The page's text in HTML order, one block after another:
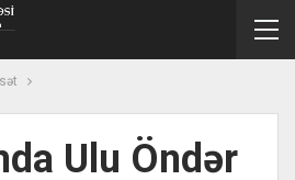
Ulu Öndər